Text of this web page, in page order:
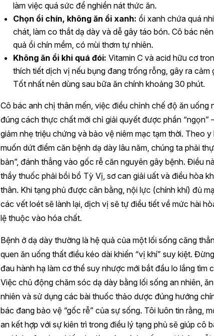
làm việc quá sức để nghiền nát thức ăn.
Chọn ổi chín, không ăn ổi xanh: ổi xanh chứa quá
chát, làm co thắt dạ dày và dễ gây táo bón. Cô bác
quả ổi chín mềm, có mùi thơm tự nhiên.
Không ăn ổi khi quá đói: Vitamin C và acid hữu cơ
thích tiết dịch vị nếu bụng đang trống rỗng, gây ra cảm
Tốt nhất nên dùng sau bữa ăn chính khoảng 30 phút.
Cô bác anh chị thân mến, việc điều chỉnh chế độ ăn uống
đúng cách thực chất mới chỉ giải quyết được phần “ngọn”
giảm nhẹ triệu chứng và bảo vệ niêm mạc tạm thời. Theo
muốn dứt điểm căn bệnh dạ dày lâu năm, chúng ta phải
bản”, đánh thẳng vào gốc rễ căn nguyên gây bệnh. Điều
thầy thuốc phải bồi bổ Tỳ Vị, sơ can giải uất và điều hòa
thân. Khi tạng phủ được cân bằng, nội lực (chính khí) đủ
các vết loét sẽ lành lại, dịch vị sẽ tự điều tiết về mức hài
lệ thuộc vào hóa chất.
Bệnh ở dạ dày thường là hệ quả của một lối sống căng
quen ăn uống thất điều kéo dài khiến “vị khí” suy kiệt.
đau hành hạ làm cơ thể suy nhược mới bắt đầu lo lắng tìm
Việc chủ động chăm sóc dạ dày bằng lối sống an nhiên,
nhiên và sử dụng các bài thuốc thảo dược đúng hướng
bác đang bảo vệ “gốc rễ” của sự sống. Tôi luôn tin rằng,
an kết hợp với sự kiên trì trong điều lý tạng phủ sẽ giúp cô